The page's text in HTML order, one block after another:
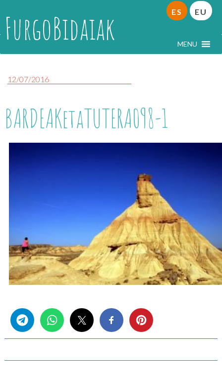
FurgoBidaiak MENU
ES EU
12/07/2016
BARDEAKetaTUTERA098-1